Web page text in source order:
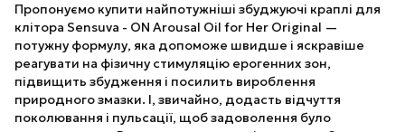
Пропонуємо купити найпотужніші збуджуючі краплі для
клітора Sensuva - ON Arousal Oil for Her Original —
потужну формулу, яка допоможе швидше і яскравіше
реагувати на фізичну стимуляцію ерогенних зон,
підвищить збудження і посилить вироблення
природного змазки. І, звичайно, додасть відчуття
поколювання і пульсації, щоб задоволення було